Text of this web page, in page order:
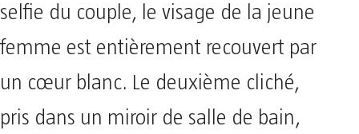
selfie du couple, le visage de la jeune
femme est entièrement recouvert par
un cœur blanc. Le deuxième cliché,
pris dans un miroir de salle de bain,